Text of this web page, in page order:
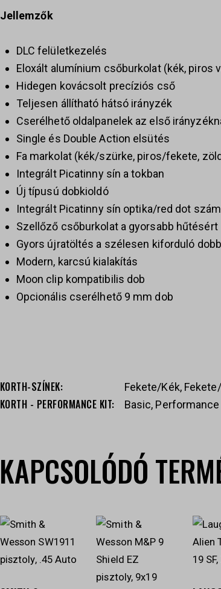
Jellemzők
DLC felületkezelés
Eloxált alumínium csőburkolat (kék, piros
Hidegen kovácsolt precíziós cső
Teljesen állítható hátsó irányzék
Cserélhető oldalpanelek az első
Single és Double Action elsütés
Fa markolat (kék/szürke, piros/fekete,
Integrált Picatinny sín a tokban
Új típusú dobkioldó
Integrált Picatinny sín optika/red dot
Szellőző csőburkolat a gyorsabb hűtésért
Gyors újratöltés a szélesen kiforduló
Modern, karcsú kialakítás
Moon clip kompatibilis dob
Opcionális cserélhető 9 mm dob
KORTH-SZÍNEK Fekete/Kék,
KORTH - PERFORMANCE KIT Basic,
KAPCSOLÓDÓ